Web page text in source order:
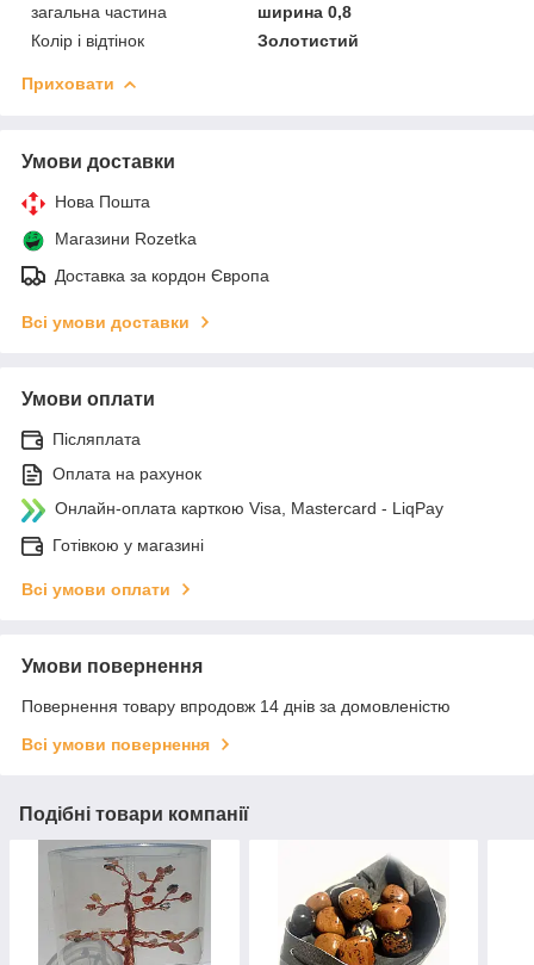
загальна частина
ширина 0,8
Колір і відтінок
Золотистий
Приховати
Умови доставки
Нова Пошта
Магазини Rozetka
Доставка за кордон Європа
Всі умови доставки
Умови оплати
Післяплата
Оплата на рахунок
Онлайн-оплата карткою Visa, Mastercard - LiqPay
Готівкою у магазині
Всі умови оплати
Умови повернення
Повернення товару впродовж 14 днів за домовленістю
Всі умови повернення
Подібні товари компанії